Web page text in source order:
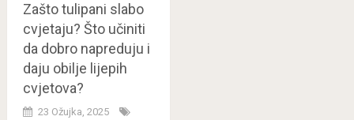
Zašto tulipani slabo
cvjetaju? Što učiniti
da dobro napreduju i
daju obilje lijepih
cvjetova?
23 Ožujka, 2025